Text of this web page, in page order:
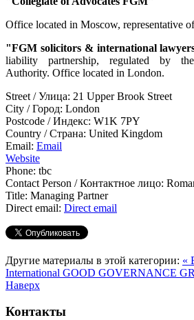
Office located in Moscow, representative
"FGM solicitors & international
liability partnership, regulated by
Authority. Office located in London.
Street / Улица: 21 Upper Brook Street
City / Город: London
Postcode / Индекс: W1K 7PY
Country / Страна: United Kingdom
Email: Email
Website
Phone: tbc
Contact Person / Контактное лицо:
Title: Managing Partner
Direct email: Direct email
Другие материалы в этой категории: «
International GOOD GOVERNANCE
Наверх
Контакты